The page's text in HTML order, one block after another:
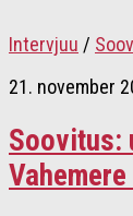
Intervjuu /
21. november
Soovitus: